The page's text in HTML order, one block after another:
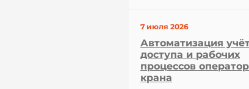
7 июля 2026
Автоматизация
доступа и рабочих
процессов
крана